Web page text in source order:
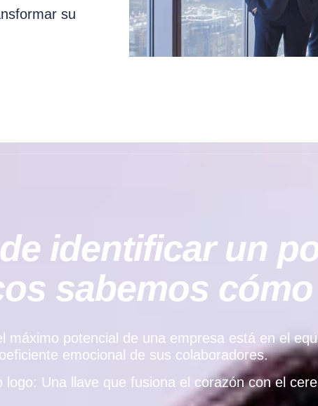
su
identificar un
sabemos
máximo potencial de una empresa está en el
emocional de sus colaboradores.
logo: Una llave que fusiona el corazón con el